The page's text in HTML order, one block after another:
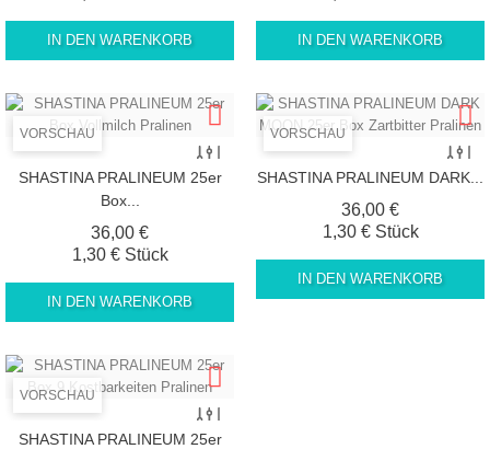
IN DEN WARENKORB IN DEN WARENKORB
VORSCHAU
SHASTINA PRALINEUM 25er
Box...
36,00 €Preis
1,30 € Stück
IN DEN WARENKORB
VORSCHAU
SHASTINA PRALINEUM DARK...
36,00 €Preis
1,30 € Stück
IN DEN WARENKORB
VORSCHAU
SHASTINA PRALINEUM 25er